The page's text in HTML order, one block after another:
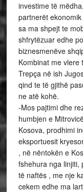
investime të
partnerët
sa ma shpejt te
shfrytëzuar edhe
biznesmenëve
Kombinat me vlere
Trepça në ish
qind te të gjithë
ne atë kohë.
-Mos pajtimi dhe
humbjen e
Kosova, prodhimi
eksportuesit
, në nëntokën e
fshehura nga linjiti,
të naftës , me nje
cekem edhe ma